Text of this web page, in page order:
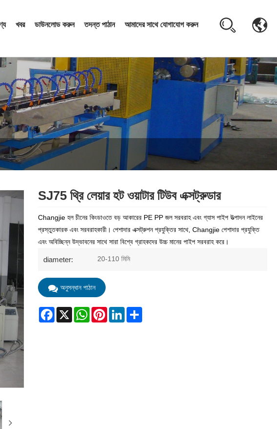
খবর ডাউনলোড করুন তদন্ত পাঠান আমাদের সাথে যোগাযোগ করুন
SJ75 থ্রি লেয়ার হট ওয়াটার টিউব এক্সট্রুডার
Changjie হল চীনের কিংডাওতে বড় আকারের PE PP জল সরবরাহ এবং গ্যাস পাইপ উত্পাদন লাইনের
প্রস্তুতকারক এবং সরবরাহকারী। পেশাদার এক্সট্রুশন প্রযুক্তির সাথে, Changjie পেশাদার প্রযুক্তি
এবং অবিচ্ছিন্ন উদ্ভাবনের সাথে সারা বিশ্বে গ্রাহকদের উচ্চ মানের পাইপ সরবরাহ করে।
diameter: 20-110 মিমি
অনুসন্ধান পাঠান
Facebook
X WhatsAppPinterestLinkedInShare